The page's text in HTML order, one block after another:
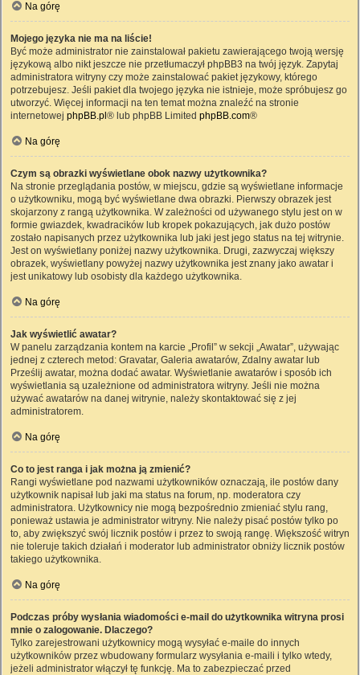
Na górę
Mojego języka nie ma na liście!
Być może administrator nie zainstalował pakietu zawierającego twoją wersję
językową albo nikt jeszcze nie przetłumaczył phpBB3 na twój język. Zapytaj
administratora witryny czy może zainstalować pakiet językowy, którego
potrzebujesz. Jeśli pakiet dla twojego języka nie istnieje, może spróbujesz go
utworzyć. Więcej informacji na ten temat można znaleźć na stronie
internetowej phpBB.pl ® lub phpBB Limited phpBB.com®
Na górę
Czym są obrazki wyświetlane obok nazwy użytkownika?
Na stronie przeglądania postów, w miejscu, gdzie są wyświetlane informacje
o użytkowniku, mogą być wyświetlane dwa obrazki. Pierwszy obrazek jest
skojarzony z rangą użytkownika. W zależności od używanego stylu jest on w
formie gwiazdek, kwadracików lub kropek pokazujących, jak dużo postów
zostało napisanych przez użytkownika lub jaki jest jego status na tej witrynie.
Jest on wyświetlany poniżej nazwy użytkownika. Drugi, zazwyczaj większy
obrazek, wyświetlany powyżej nazwy użytkownika jest znany jako awatar i
jest unikatowy lub osobisty dla każdego użytkownika.
Na górę
Jak wyświetlić awatar?
W panelu zarządzania kontem na karcie „Profil” w sekcji „Awatar”, używając
jednej z czterech metod: Gravatar, Galeria awatarów, Zdalny awatar lub
Prześlij awatar, można dodać awatar. Wyświetlanie awatarów i sposób ich
wyświetlania są uzależnione od administratora witryny. Jeśli nie można
używać awatarów na danej witrynie, należy skontaktować się z jej
administratorem.
Na górę
Co to jest ranga i jak można ją zmienić?
Rangi wyświetlane pod nazwami użytkowników oznaczają, ile postów dany
użytkownik napisał lub jaki ma status na forum, np. moderatora czy
administratora. Użytkownicy nie mogą bezpośrednio zmieniać stylu rang,
ponieważ ustawia je administrator witryny. Nie należy pisać postów tylko po
to, aby zwiększyć swój licznik postów i przez to swoją rangę. Większość witryn
nie toleruje takich działań i moderator lub administrator obniży licznik postów
takiego użytkownika.
Na górę
Podczas próby wysłania wiadomości e-mail do użytkownika witryna prosi
mnie o zalogowanie. Dlaczego?
Tylko zarejestrowani użytkownicy mogą wysyłać e-maile do innych
użytkowników przez wbudowany formularz wysyłania e-maili i tylko wtedy,
jeżeli administrator włączył tę funkcję. Ma to zabezpieczać przed